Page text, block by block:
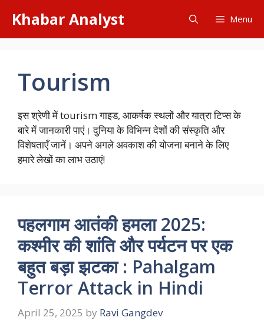
content
Khabar Analyst Menu
Tourism
इस श्रेणी में tourism गाइड, आकर्षक स्थलों और यात्रा टिप्स के
बारे में जानकारी पाएं। दुनिया के विभिन्न देशों की संस्कृति और
विशेषताएँ जानें। अपने अगले अवकाश की योजना बनाने के लिए
हमारे लेखों का लाभ उठाएं!
पहलगाम आतंकी हमला 2025:
कश्मीर की शांति और पर्यटन पर एक
बहुत बड़ा झटका : Pahalgam
Terror Attack in Hindi
April 25, 2025 by Ravi Gangdev